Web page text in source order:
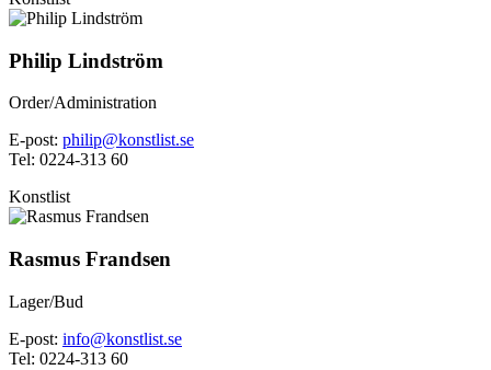
Philip Lindström
Order/Administration
E-post: philip@konstlist.se
Tel: 0224-313 60
Konstlist
Rasmus Frandsen
Lager/Bud
E-post: info@konstlist.se
Tel: 0224-313 60